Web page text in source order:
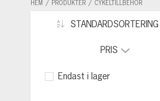
HEM PRODUKTER CYKELTILLBEHÖR
STANDARDSORTERING
PRIS
Endast i lager